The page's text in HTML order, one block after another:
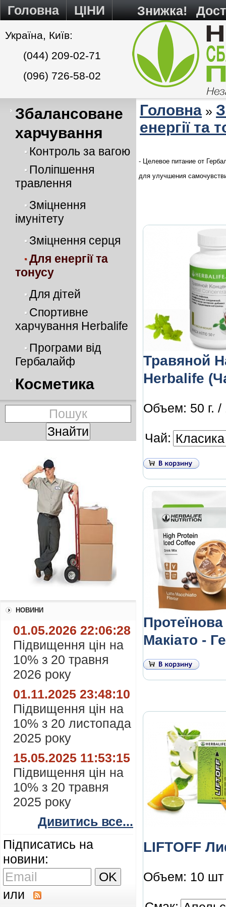
Головна ЦІНИ Знижка!
Україна, Київ:
(044) 209-02-71
(096) 726-58-02
Збалансоване
харчування
Контроль за вагою
Поліпшення
травлення
Зміцнення
імунітету
Зміцнення серця
Для енергії та
тонусу
Для дітей
Спортивне
харчування Herbalife
Програми від
Гербалайф
Косметика
НОВИНИ
01.05.2026 22:06:28
Підвищення цін на
10% з 20 травня
2026 року
01.11.2025 23:48:10
Підвищення цін на
10% з 20 листопада
2025 року
15.05.2025 11:53:15
Підвищення цін на
10% з 20 травня
2025 року
Дивитись все...
Підписатись на
новини:
или
Головна »
енергії та
- Целевое питание от
для улучшения
Травяной
Herbalife
Объем: 50 г. /
Чай:
Макіато -
LIFTOFF
Объем: 10 шт